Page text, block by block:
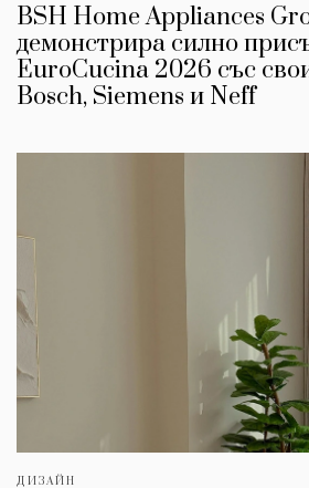
BSH Home Appliances
демонстрира силно
EuroCucina 2026 със
Bosch, Siemens и Neff
ДИЗАЙН